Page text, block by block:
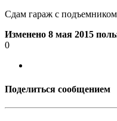
Сдам гараж с
Изменено 8 мая 2015
0
Поделиться сообщением